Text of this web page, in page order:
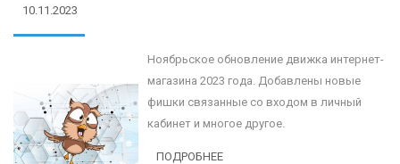
10.11.2023
Ноябрьское обновление движка интернет-
магазина 2023 года. Добавлены новые
фишки связанные со входом в личный
кабинет и многое другое.
ПОДРОБНЕЕ